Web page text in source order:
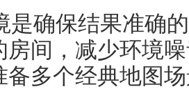
是确保结果准确
房间，减少环境
备多个经典地图